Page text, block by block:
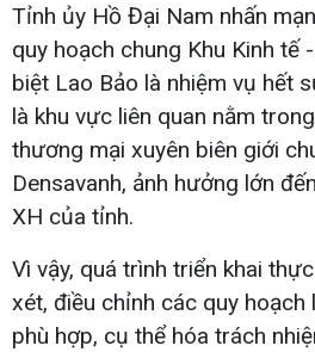
Tỉnh ủy Hồ Đại Nam nhấn
quy hoạch chung Khu Kinh tế
biệt Lao Bảo là nhiệm vụ hết
là khu vực liên quan nằm
thương mại xuyên biên giới
Densavanh, ảnh hưởng lớn
XH của tỉnh.
Vì vậy, quá trình triển khai
xét, điều chỉnh các quy hoạch
phù hợp, cụ thể hóa trách